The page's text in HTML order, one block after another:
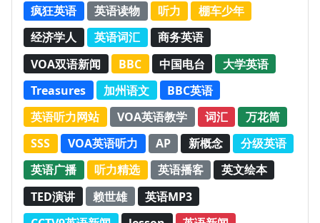
疯狂英语
英语读物 听力
棚车少年
经济学人
英语词汇
商务英语
VOA双语新闻
BBC 中国电台
大学英语
Treasures
加州语文
BBC英语
英语听力网站
VOA英语教学 词汇
万花筒
SSS
VOA英语听力 AP 新概念
分级英语
英语广播
听力精选 英语播客
英文绘本
TED演讲
赖世雄
英语MP3